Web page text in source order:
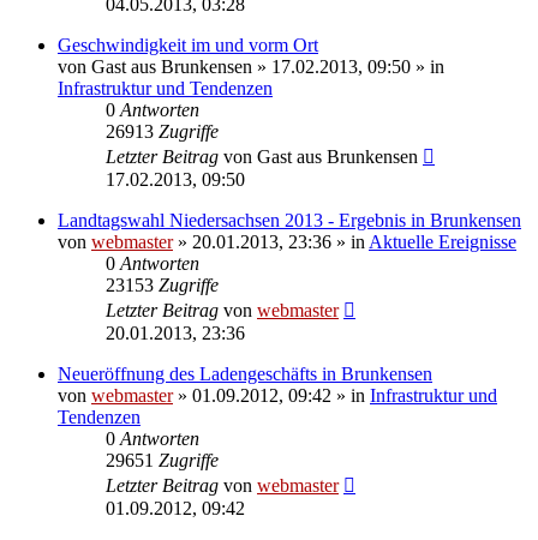
Geschwindigkeit im und vorm Ort
von Gast aus Brunkensen » 17.02.2013, 09:50 » in
Infrastruktur und Tendenzen
0 Antworten
26913 Zugriffe
Letzter Beitrag von Gast aus Brunkensen
17.02.2013, 09:50
Landtagswahl Niedersachsen 2013 - Ergebnis in Brunkensen
von webmaster» 20.01.2013, 23:36 » in Aktuelle Ereignisse
0 Antworten
23153 Zugriffe
Letzter Beitrag von webmaster
20.01.2013, 23:36
Neueröffnung des Ladengeschäfts in Brunkensen
von webmaster» 01.09.2012, 09:42 » in Infrastruktur und
Tendenzen
0 Antworten
29651 Zugriffe
Letzter Beitrag von webmaster
01.09.2012, 09:42